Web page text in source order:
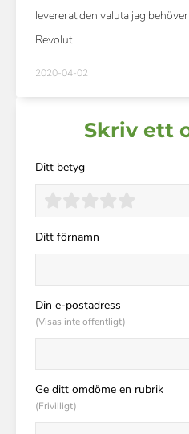
levererat den valuta jag
Revolut.
2020-04-02
Skriv ett
Ditt betyg
Ditt förnamn
Din e-postadress
(Visas inte offentligt)
Ge ditt omdöme en rubrik
(Frivilligt)